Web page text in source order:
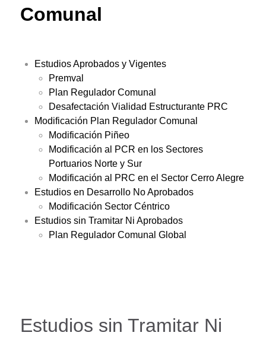
Comunal
Estudios Aprobados y Vigentes
Premval
Plan Regulador Comunal
Desafectación Vialidad Estructurante PRC
Modificación Plan Regulador Comunal
Modificación Piñeo
Modificación al PCR en los Sectores
Portuarios Norte y Sur
Modificación al PRC en el Sector Cerro Alegre
Estudios en Desarrollo No Aprobados
Modificación Sector Céntrico
Estudios sin Tramitar Ni Aprobados
Plan Regulador Comunal Global
Estudios sin Tramitar Ni